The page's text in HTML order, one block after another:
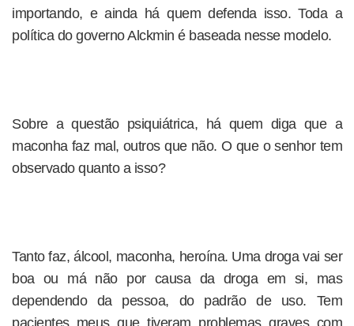
importando, e ainda há quem defenda isso. Toda a
política do governo Alckmin é baseada nesse modelo.
Sobre a questão psiquiátrica, há quem diga que a
maconha faz mal, outros que não. O que o senhor tem
observado quanto a isso?
Tanto faz, álcool, maconha, heroína. Uma droga vai ser
boa ou má não por causa da droga em si, mas
dependendo da pessoa, do padrão de uso. Tem
pacientes meus que tiveram problemas graves com